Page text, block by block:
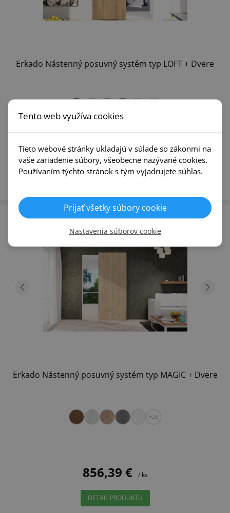
Erkado Nástenný posuvný systém typ LOFT + Dvere
451,10 € / ks
Erkado Nástenný posuvný systém typ MAGIC + Dvere
+23
856,39 € / ks
DETAIL PRODUKTU
Tento web využíva cookies
Tieto webové stránky ukladajú v súlade so zákonmi na
vaše zariadenie súbory, všeobecne nazývané cookies.
Používaním týchto stránok s tým vyjadrujete súhlas.
Prijať všetky súbory cookie
Nastavenia súborov cookie